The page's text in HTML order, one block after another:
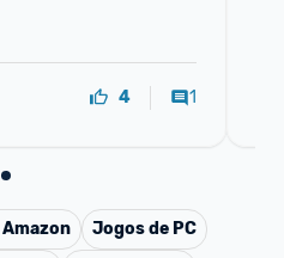
4 1
Amazon
Jogos de PC